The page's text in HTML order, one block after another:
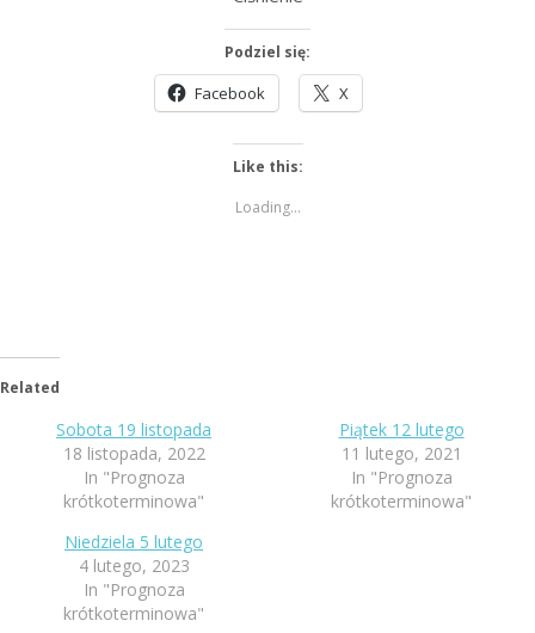
Podziel się:
Facebook X
Like this:
Loading...
Related
Sobota 19 listopada
18 listopada, 2022
In "Prognoza
krótkoterminowa"
Piątek 12 lutego
11 lutego, 2021
In "Prognoza
krótkoterminowa"
Niedziela 5 lutego
4 lutego, 2023
In "Prognoza
krótkoterminowa"